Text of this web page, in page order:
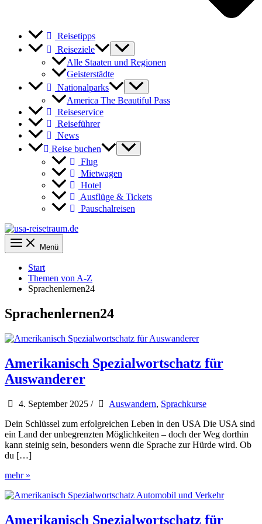
Reisetipps
Reiseziele
Alle Staaten und Regionen
Geisterstädte
Nationalparks
America The Beautiful Pass
Reiseservice
Reiseführer
News
Reise buchen
Flug
Mietwagen
Hotel
Ausflüge & Tickets
Pauschalreisen
Menü
Start
Themen von A-Z
Sprachenlernen24
Sprachenlernen24
Amerikanisch Spezialwortschatz für
Auswanderer
4. September 2025 / Auswandern, Sprachkurse
Dein Schlüssel zum erfolgreichen Leben in den USA Die USA sind
ein Land der unbegrenzten Möglichkeiten – doch der Weg dorthin
kann steinig sein, besonders wenn die Sprache zur Hürde wird. Ob
du […]
Amerikanisch
für
mehr »
Amerikanisch Spezialwortschatz für